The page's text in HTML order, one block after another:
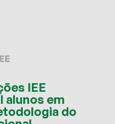
IEE
alunos em
do